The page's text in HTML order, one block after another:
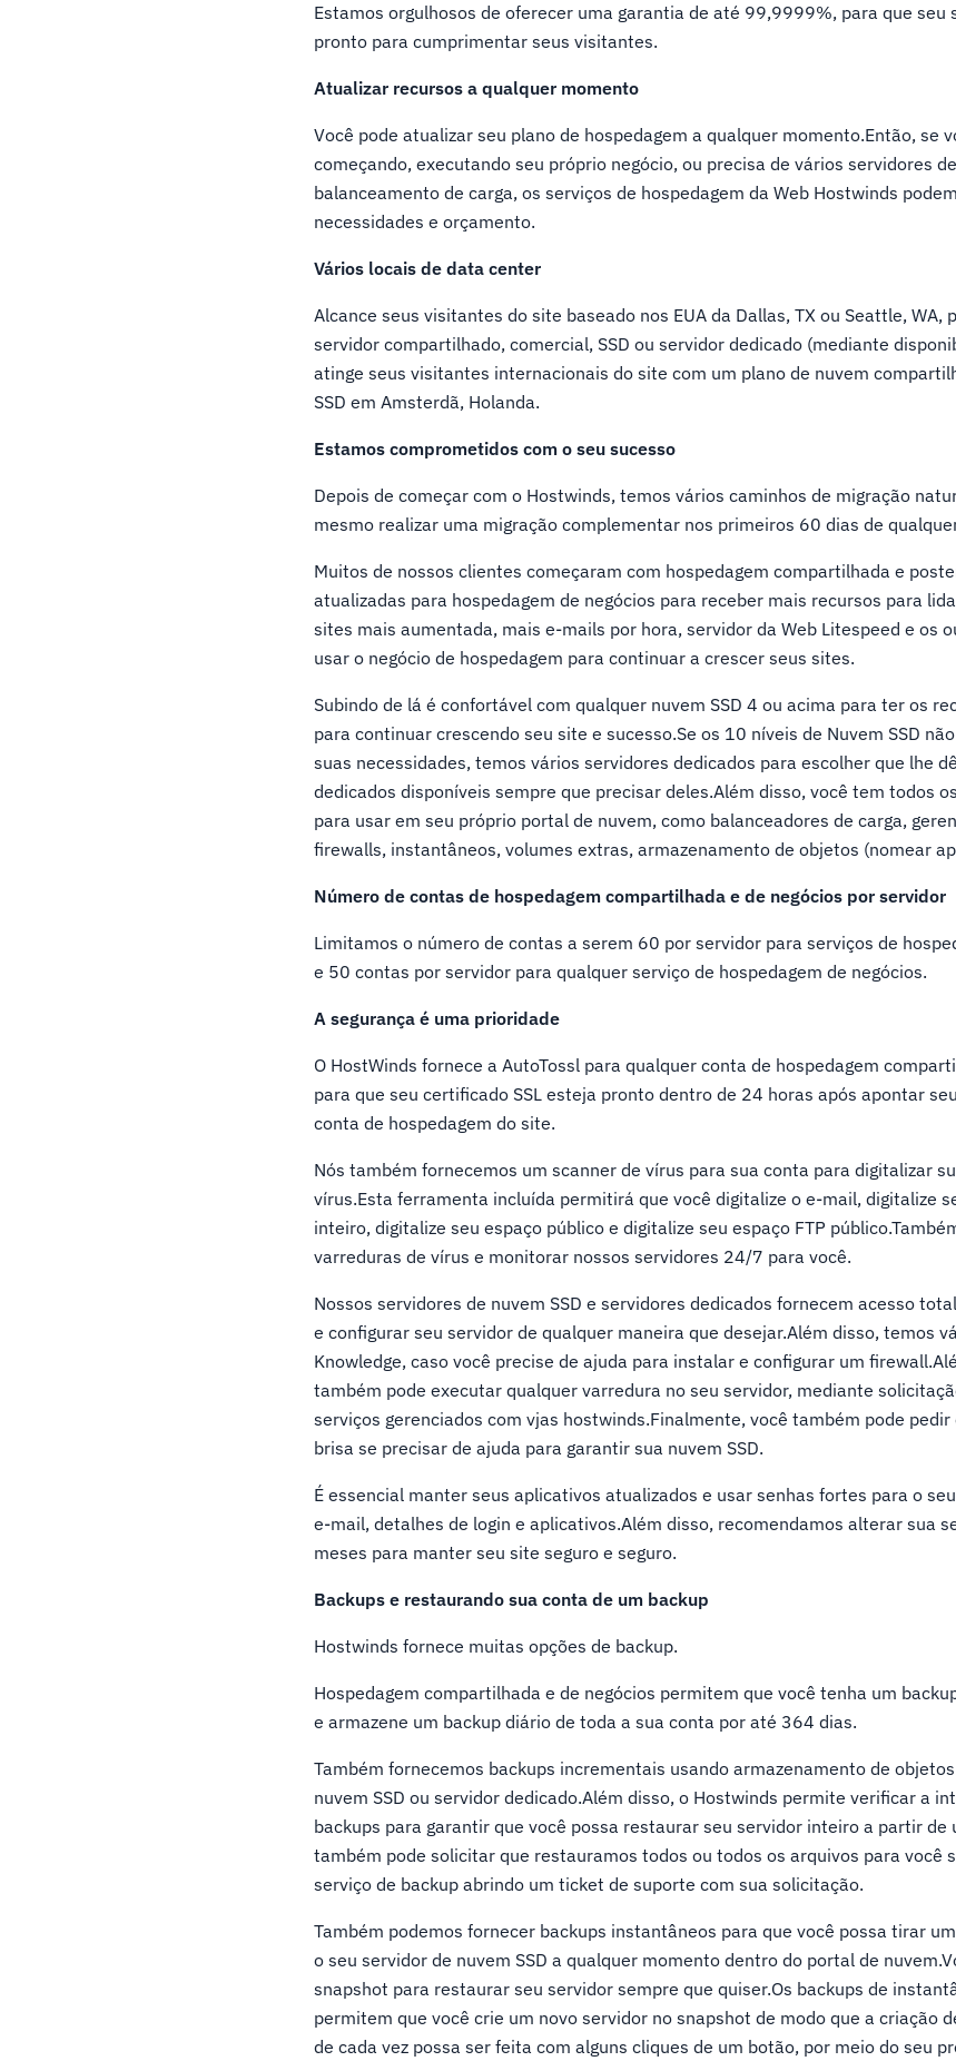
Estamos orgulhosos de oferecer uma garantia de até 99,9999%, para que seu
pronto para cumprimentar seus visitantes.
Atualizar recursos a qualquer momento
Você pode atualizar seu plano de hospedagem a qualquer momento.Então, se
começando, executando seu próprio negócio, ou precisa de vários servidores
balanceamento de carga, os serviços de hospedagem da Web Hostwinds
necessidades e orçamento.
Vários locais de data center
Alcance seus visitantes do site baseado nos EUA da Dallas, TX ou Seattle, WA,
servidor compartilhado, comercial, SSD ou servidor dedicado (mediante
atinge seus visitantes internacionais do site com um plano de nuvem
SSD em Amsterdã, Holanda.
Estamos comprometidos com o seu sucesso
Depois de começar com o Hostwinds, temos vários caminhos de migração
mesmo realizar uma migração complementar nos primeiros 60 dias de
Muitos de nossos clientes começaram com hospedagem compartilhada e
atualizadas para hospedagem de negócios para receber mais recursos para
sites mais aumentada, mais e-mails por hora, servidor da Web Litespeed e os
usar o negócio de hospedagem para continuar a crescer seus sites.
Subindo de lá é confortável com qualquer nuvem SSD 4 ou acima para ter os
para continuar crescendo seu site e sucesso.Se os 10 níveis de Nuvem SSD
suas necessidades, temos vários servidores dedicados para escolher que lhe
dedicados disponíveis sempre que precisar deles.Além disso, você tem todos
para usar em seu próprio portal de nuvem, como balanceadores de carga,
firewalls, instantâneos, volumes extras, armazenamento de objetos (nomear
Número de contas de hospedagem compartilhada e de negócios por servidor
Limitamos o número de contas a serem 60 por servidor para serviços de
e 50 contas por servidor para qualquer serviço de hospedagem de negócios.
A segurança é uma prioridade
O HostWinds fornece a AutoTossl para qualquer conta de hospedagem
para que seu certificado SSL esteja pronto dentro de 24 horas após apontar
conta de hospedagem do site.
Nós também fornecemos um scanner de vírus para sua conta para digitalizar
vírus.Esta ferramenta incluída permitirá que você digitalize o e-mail, digitalize
inteiro, digitalize seu espaço público e digitalize seu espaço FTP
varreduras de vírus e monitorar nossos servidores 24/7 para você.
Nossos servidores de nuvem SSD e servidores dedicados fornecem acesso
e configurar seu servidor de qualquer maneira que desejar.Além disso, temos
Knowledge, caso você precise de ajuda para instalar e configurar um
também pode executar qualquer varredura no seu servidor, mediante
serviços gerenciados com vjas hostwinds.Finalmente, você também pode
brisa se precisar de ajuda para garantir sua nuvem SSD.
É essencial manter seus aplicativos atualizados e usar senhas fortes para o
e-mail, detalhes de login e aplicativos.Além disso, recomendamos alterar sua
meses para manter seu site seguro e seguro.
Backups e restaurando sua conta de um backup
Hostwinds fornece muitas opções de backup.
Hospedagem compartilhada e de negócios permitem que você tenha um
e armazene um backup diário de toda a sua conta por até 364 dias.
Também fornecemos backups incrementais usando armazenamento de
nuvem SSD ou servidor dedicado.Além disso, o Hostwinds permite verificar a
backups para garantir que você possa restaurar seu servidor inteiro a partir de
também pode solicitar que restauramos todos ou todos os arquivos para você
serviço de backup abrindo um ticket de suporte com sua solicitação.
Também podemos fornecer backups instantâneos para que você possa tirar
o seu servidor de nuvem SSD a qualquer momento dentro do portal de
snapshot para restaurar seu servidor sempre que quiser.Os backups de
permitem que você crie um novo servidor no snapshot de modo que a criação
de cada vez possa ser feita com alguns cliques de um botão, por meio do seu